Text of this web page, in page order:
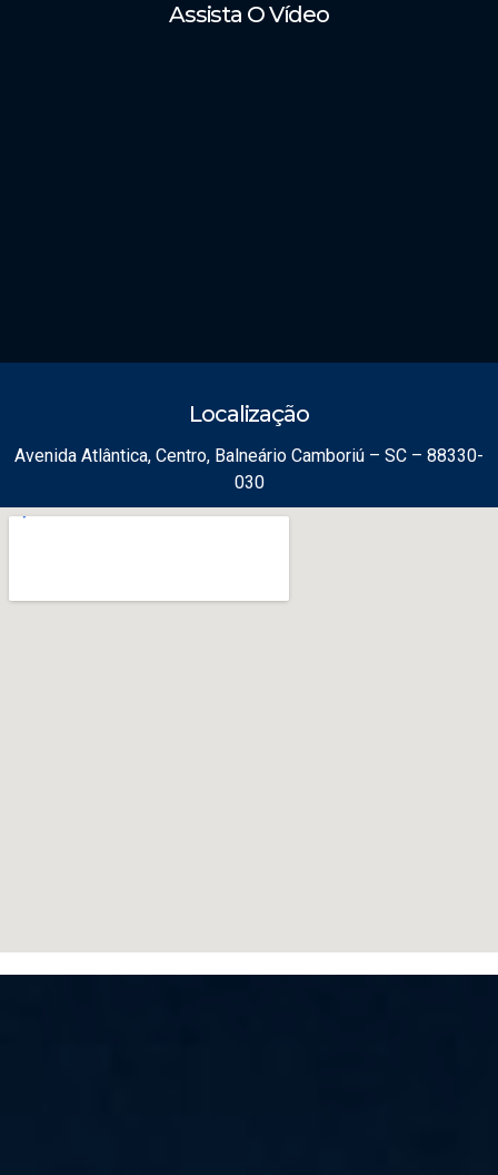
Assista O Vídeo
Localização
Avenida Atlântica, Centro, Balneário Camboriú – SC – 88330-
030